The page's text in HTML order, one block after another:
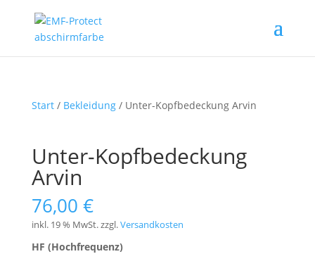
Start/ Bekleidung/ Unter-Kopfbedeckung Arvin
Unter-Kopfbedeckung
Arvin
76,00 €
inkl. 19 % MwSt.zzgl.Versandkosten
HF (Hochfrequenz)